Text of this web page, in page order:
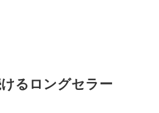
るロングセラー